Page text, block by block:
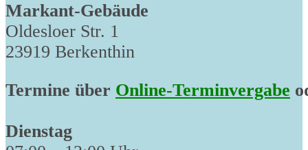
Markant-Gebäude
Oldesloer Str. 1
23919 Berkenthin
Termine über Online-Terminvergabe
Dienstag